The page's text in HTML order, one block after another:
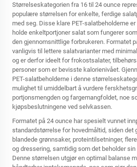
Størrelseskategorien fra 16 til 24 ounce
populære størrelsen for enkelte, ferdige
med seg. Disse klare PET-salatbeholderne
holde enkeltportjoner salat som fungerer
den gjennomsnittlige forbrukeren. Formatet
vanligvis til lettere salatvarianter med
og er derfor ideelt for frokostsalater,
personer som er bevisste kalorienivået.
PET-salatbeholderne i denne
mulighet til umiddelbart å vurdere
portjonsmengden og fargemangfoldet, noe
kjøpsbeslutningene ved selvkassen.
Formatet på 24 ounce har spesielt vunnet
standardstørrelse for hovedmåltid, siden det
blandede grønnsaker, proteintilsetninger,
og dressering, samtidig som det beholder
Denne størrelsen utgjør en optimal balanse